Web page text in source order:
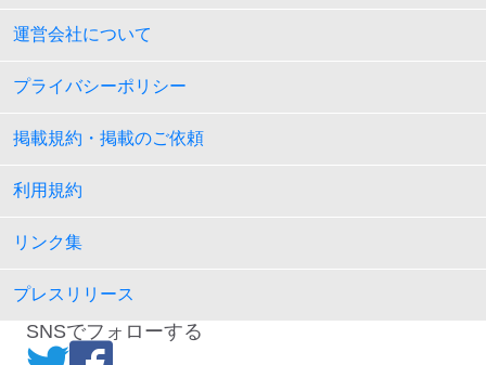
運営会社について
プライバシーポリシー
掲載規約・掲載のご依頼
利用規約
リンク集
プレスリリース
SNSでフォローする